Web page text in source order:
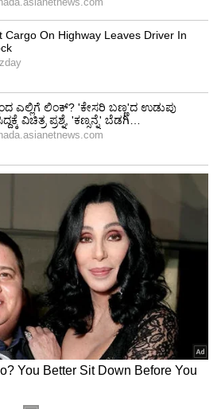
ಲಿಮಿಟೆಡ್ (ಎಂಇಐಎಲ್) ಈ
ಕಾರ್ಯಗತಗೊಳಿಸುತ್ತಿದೆ.
ಪರಿಸ್ಥಿತಿಗೆ
ಆಸ್ಟ್ರಿಯನ್ ಟನೆಲಿಂಗ್‌ ಮೆಥಡ್’
ನಿರ್ಮಿಸಲಾಗಿದೆ.
ರಹದಾರಿ
ಬಳಿಕ ಶ್ರೀನಗರ ಮತ್ತು
ವರ್ಷ ಪೂರ್ತಿ ಲಭ್ಯವಾಗಲಿದೆ.